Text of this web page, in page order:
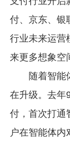
付、京东、银
行业未来运营
来更多想象空
随着智能体
在升级。去年
付，首次打通
户在智能体内